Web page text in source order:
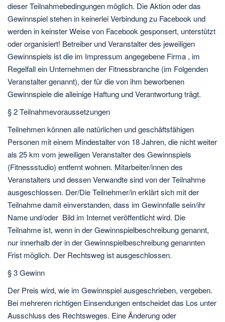
dieser Teilnahmebedingungen möglich. Die Aktion oder das
Gewinnspiel stehen in keinerlei Verbindung zu Facebook und
werden in keinster Weise von Facebook gesponsert, unterstützt
oder organisiert! Betreiber und Veranstalter des jeweiligen
Gewinnspiels ist die im Impressum angegebene Firma , im
Regelfall ein Unternehmen der Fitnessbranche (im Folgenden
Veranstalter genannt), der für die von ihm beworbenen
Gewinnspiele die alleinige Haftung und Verantwortung trägt.
§ 2 Teilnahmevoraussetzungen
Teilnehmen können alle natürlichen und geschäftsfähigen
Personen mit einem Mindestalter von 18 Jahren, die nicht weiter
als 25 km vom jeweiligen Veranstalter des Gewinnspiels
(Fitnessstudio) entfernt wohnen. Mitarbeiter/innen des
Veranstalters und dessen Verwandte sind von der Teilnahme
ausgeschlossen. Der/Die Teilnehmer/in erklärt sich mit der
Teilnahme damit einverstanden, dass im Gewinnfalle sein/ihr
Name und/oder Bild im Internet veröffentlicht wird. Die
Teilnahme ist, wenn in der Gewinnspielbeschreibung genannt,
nur innerhalb der in der Gewinnspielbeschreibung genannten
Frist möglich. Der Rechtsweg ist ausgeschlossen.
§ 3 Gewinn
Der Preis wird, wie im Gewinnspiel ausgeschrieben, vergeben.
Bei mehreren richtigen Einsendungen entscheidet das Los unter
Ausschluss des Rechtsweges. Eine Änderung oder